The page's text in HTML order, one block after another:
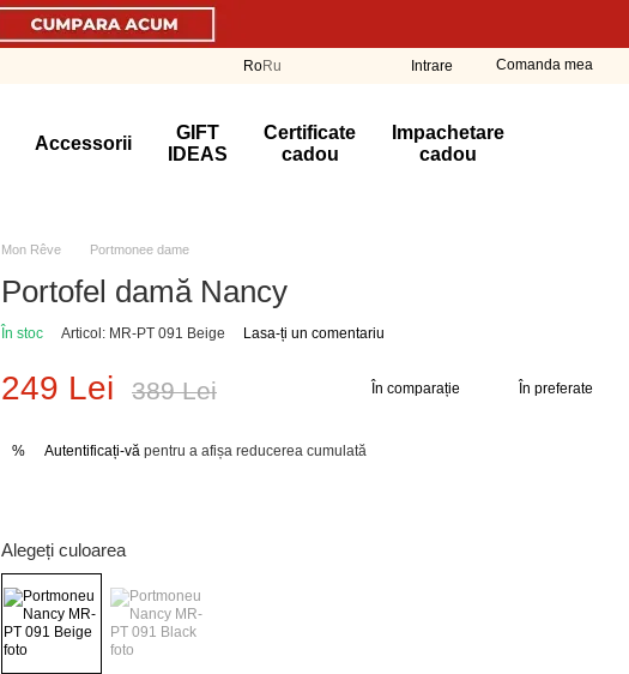
RoRu Intrare Comanda mea
Accessorii
GIFT
IDEAS
Certificate
cadou
Impachetare
cadou
Mon Rêve Portmonee dame
Portofel damă Nancy
În stoc Articol: MR-PT 091 Beige Lasa-ți un comentariu
249 Lei 389 Lei În comparație În preferate
% Autentificați-văpentru a afișa reducerea cumulată
Alegeți culoarea